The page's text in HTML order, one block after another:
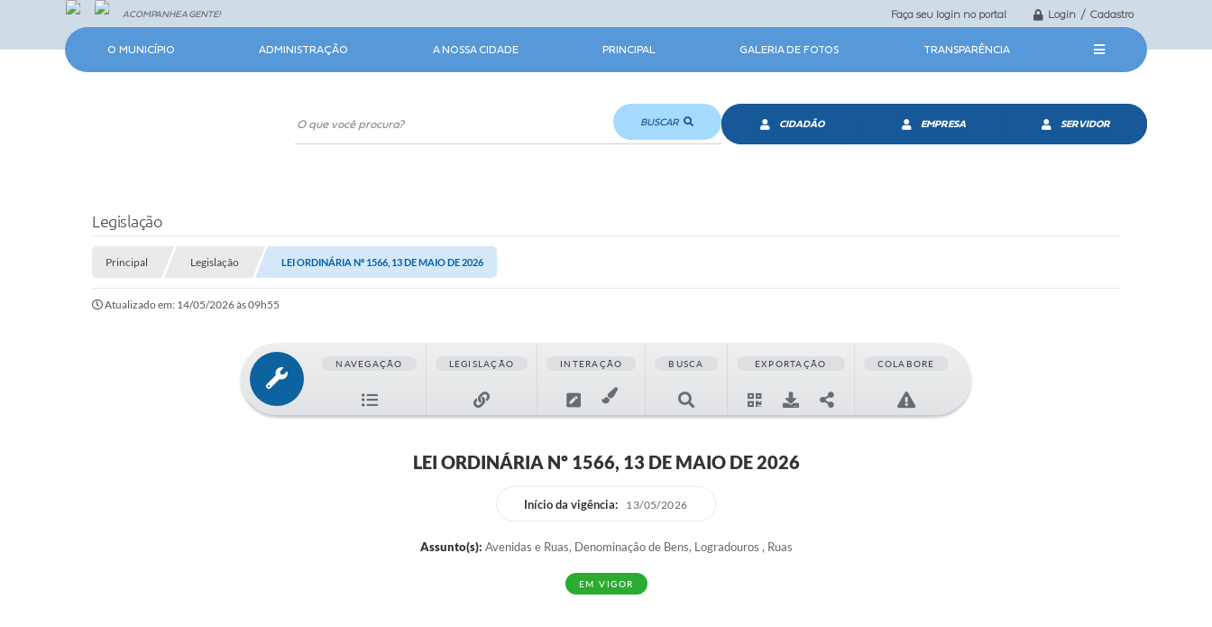
Faça seu login no portal Login / Cadastro
ACOMPANHE A GENTE!
O MUNICÍPIO ADMINISTRAÇÃO A NOSSA CIDADE PRINCIPAL GALERIA DE FOTOS TRANSPARÊNCIA
BUSCAR CIDADÃO EMPRESA SERVIDOR
Legislação
Principal Legislação LEI ORDINÁRIA Nº 1566, 13 DE MAIO DE 2026
Atualizado em: 14/05/2026 às 09h55
NAVEGAÇÃO LEGISLAÇÃO INTERAÇÃO BUSCA EXPORTAÇÃO COLABORE
LEI ORDINÁRIA Nº 1566, 13 DE MAIO DE 2026
Início da vigência: 13/05/2026
Assunto(s): Avenidas e Ruas, Denominação de Bens, Logradouros , Ruas
EM VIGOR